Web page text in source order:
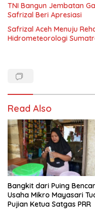
TNI Bangun Jembatan
Safrizal Beri Apresiasi
Safrizal Aceh Menuju
Hidrometeorologi
Read Also
Bangkit dari Puing
Usaha Mikro Mayasari
Pujian Ketua Satgas PRR